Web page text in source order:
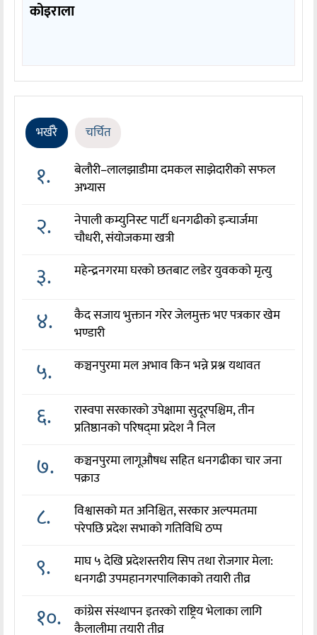
कोइराला
भर्खरै चर्चित
१.
बेलौरी–लालझाडीमा दमकल साझेदारीको सफल
अभ्यास
२.
नेपाली कम्युनिस्ट पार्टी धनगढीको इन्चार्जमा
चौधरी, संयोजकमा खत्री
३. महेन्द्रनगरमा घरको छतबाट लडेर युवकको मृत्यु
४.
कैद सजाय भुक्तान गरेर जेलमुक्त भए पत्रकार खेम
भण्डारी
५. कञ्चनपुरमा मल अभाव किन भन्ने प्रश्न यथावत
६.
रास्वपा सरकारको उपेक्षामा सुदूरपश्चिम, तीन
प्रतिष्ठानको परिषद्‌मा प्रदेश नै निल
७.
कञ्चनपुरमा लागूऔषध सहित धनगढीका चार जना
पक्राउ
८.
विश्वासको मत अनिश्चित, सरकार अल्पमतमा
परेपछि प्रदेश सभाको गतिविधि ठप्प
९.
माघ ५ देखि प्रदेशस्तरीय सिप तथा रोजगार मेला:
धनगढी उपमहानगरपालिकाको तयारी तीव्र
१०.
कांग्रेस संस्थापन इतरको राष्ट्रिय भेलाका लागि
कैलालीमा तयारी तीव्र